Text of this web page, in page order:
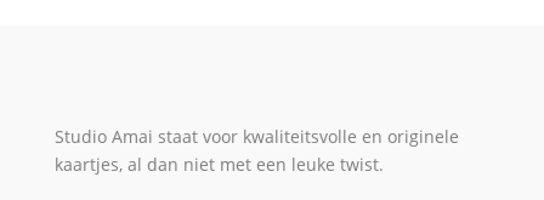
Studio Amai staat voor kwaliteitsvolle en originele
kaartjes, al dan niet met een leuke twist.